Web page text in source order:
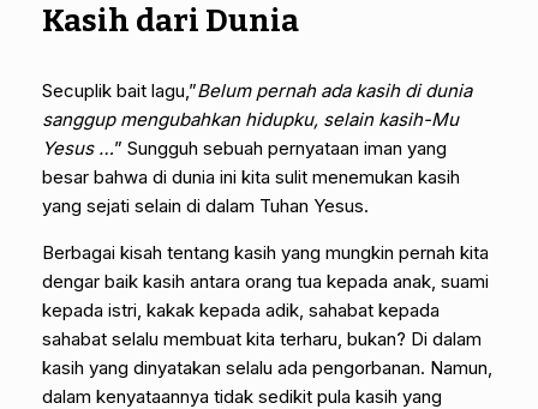
Kasih dari Dunia
Secuplik bait lagu,”Belum pernah ada kasih di dunia
sanggup mengubahkan hidupku, selain kasih-Mu
Yesus …” Sungguh sebuah pernyataan iman yang
besar bahwa di dunia ini kita sulit menemukan kasih
yang sejati selain di dalam Tuhan Yesus.
Berbagai kisah tentang kasih yang mungkin pernah kita
dengar baik kasih antara orang tua kepada anak, suami
kepada istri, kakak kepada adik, sahabat kepada
sahabat selalu membuat kita terharu, bukan? Di dalam
kasih yang dinyatakan selalu ada pengorbanan. Namun,
dalam kenyataannya tidak sedikit pula kasih yang